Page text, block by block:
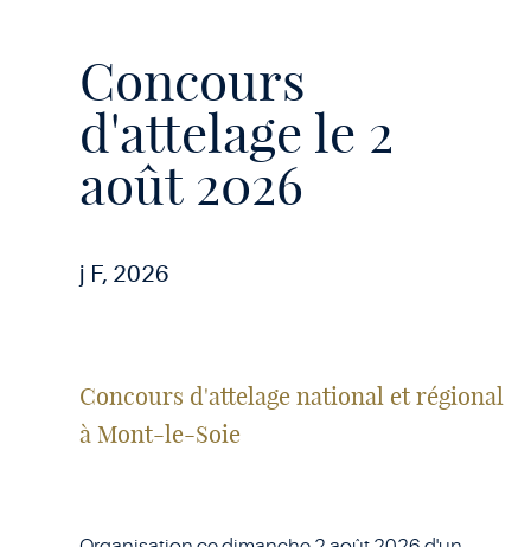
Concours
d'attelage le 2
août 2026
j F, 2026
Concours d'attelage national et régional
à Mont-le-Soie